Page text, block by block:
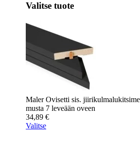
Valitse tuote
Maler Ovisetti sis.
musta 7 leveään oveen
34,89 €
Valitse